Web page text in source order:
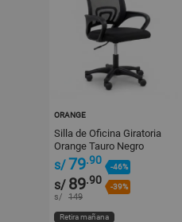
ORANGE
Silla de Oficina Giratoria
Orange Tauro Negro
s/79.90
-46%
s/ 89.90
-39%
s/ 149
Retira mañana